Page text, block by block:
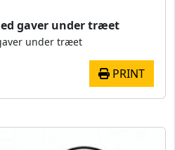
gaver under træet
under træet
PRINT